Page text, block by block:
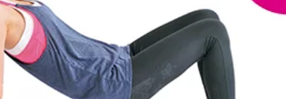
zapatillas
para Nike
del
Labeau
apostando
del bienestar